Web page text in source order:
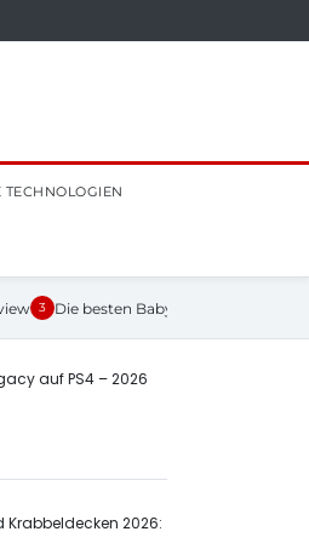
TECHNOLOGIEN
3 Die besten Baby Spieldecken und
auf PS4 – 2026
Krabbeldecken 2026: